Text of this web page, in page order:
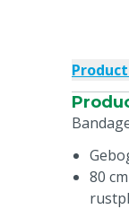
80